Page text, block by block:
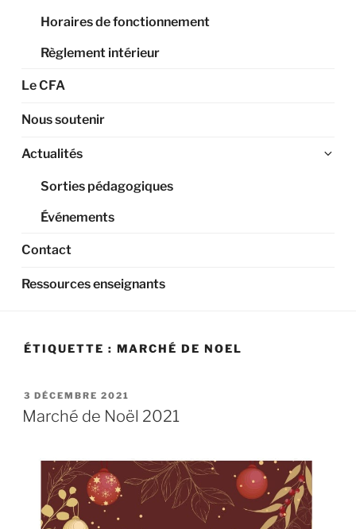
Horaires de fonctionnement
Règlement intérieur
Le CFA
Nous soutenir
Actualités
Sorties pédagogiques
Événements
Contact
Ressources enseignants
ÉTIQUETTE : MARCHÉ DE NOEL
PUBLIÉ
LE
3 DÉCEMBRE 2021
Marché de Noël 2021